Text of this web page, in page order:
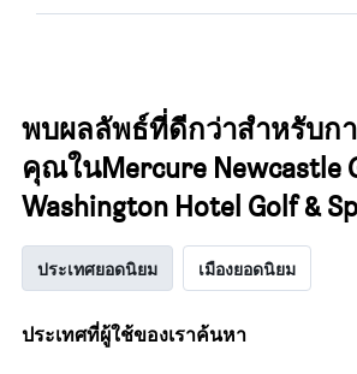
พบผลลัพธ์ที่ดีกว่าสำหรับก
คุณในMercure Newcastle
Washington Hotel Golf &
ประเทศยอดนิยม เมืองยอดนิยม
ประเทศที่ผู้ใช้ของเราค้นหา